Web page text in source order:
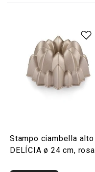
Stampo ciambella alto
DELÍCIA ø 24 cm, rosa